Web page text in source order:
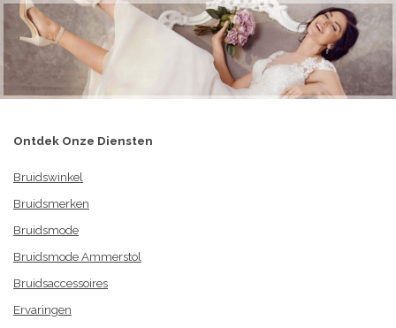
Ontdek Onze Diensten
Bruidswinkel
Bruidsmerken
Bruidsmode
Bruidsmode Ammerstol
Bruidsaccessoires
Ervaringen